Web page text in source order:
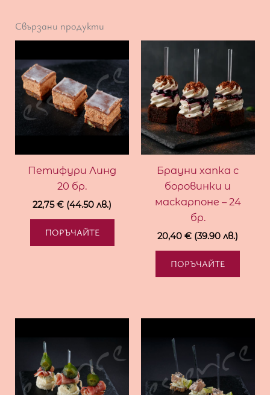
Свързани продукти
Петифури Линд
20 бр.
22,75€ (44.50 лв.)
ПОРЪЧАЙТЕ
Брауни хапка с
боровинки и
маскарпоне – 24
бр.
20,40€ (39.90 лв.)
ПОРЪЧАЙТЕ